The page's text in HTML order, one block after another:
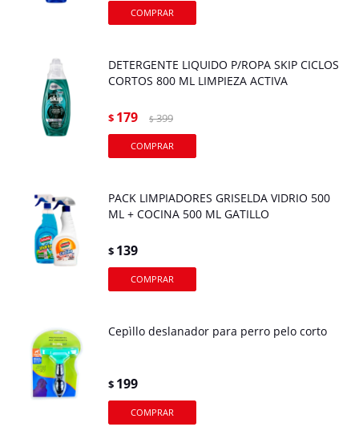
DETERGENTE LIQUIDO P/ROPA SKIP CICLOS
CORTOS 800 ML LIMPIEZA ACTIVA
$ 179 $ 399
PACK LIMPIADORES GRISELDA VIDRIO 500
ML + COCINA 500 ML GATILLO
$ 139
Cepìllo deslanador para perro pelo corto
$ 199